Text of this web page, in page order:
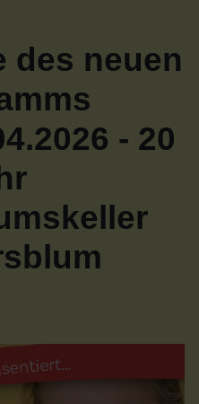
des neuen
- 20